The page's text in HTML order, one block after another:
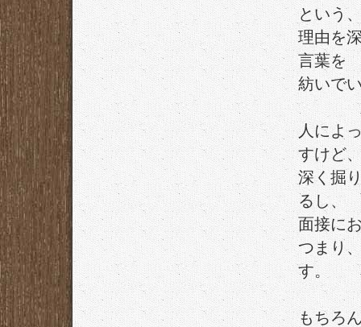
という
理由を
言葉を
紡いで
人によ
すけど
深く掘
るし、
面接に
つまり
す。
もちろ